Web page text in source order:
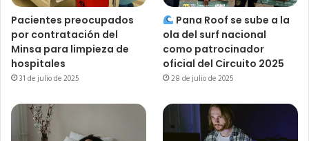
Pacientes preocupados
por contratación del
Minsa para limpieza de
hospitales
31 de julio de 2025
Pana Roof se sube a la
ola del surf nacional
como patrocinador
oficial del Circuito 2025
28 de julio de 2025